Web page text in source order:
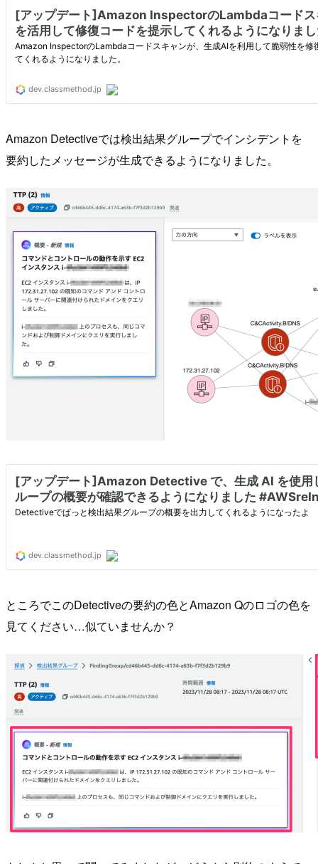
Amazon Detectiveでは検出結果グループでインシデントを
要約したメッセージが生成できるようになりました。
ところでこのDetectiveの要約の色とAmazon Qのロゴの色を
見てください…似ていませんか？